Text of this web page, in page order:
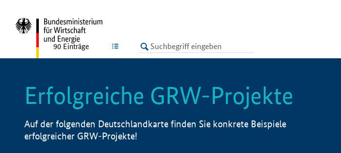
LISTE
90 Einträge
Erfolgreiche GRW-Projekte
Auf der folgenden Deutschlandkarte finden Sie konkrete Beispiele
erfolgreicher GRW-Projekte!